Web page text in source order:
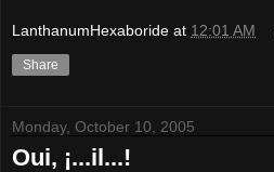
LanthanumHexaboride at 12:01 AM
Share
Monday, October 10, 2005
Oui, ¡...il...!